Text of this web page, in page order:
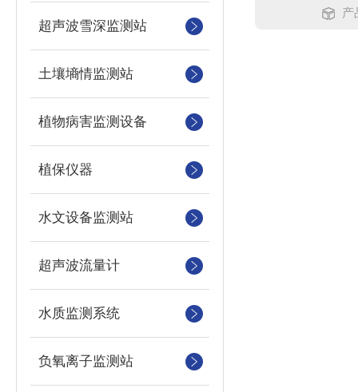
超声波雪深监测站
土壤墒情监测站
植物病害监测设备
植保仪器
水文设备监测站
超声波流量计
水质监测系统
负氧离子监测站
产